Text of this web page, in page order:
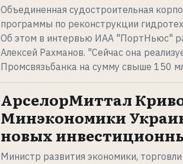
Объединенная судостроительная
программы по реконструкции
Об этом в интервью ИАА "ПортНьюс"
Алексей Рахманов. "Сейчас она
Промсвязьбанка на сумму свыше 150
АрселорМиттал
Минэкономики
новых
Министр развития экономики,